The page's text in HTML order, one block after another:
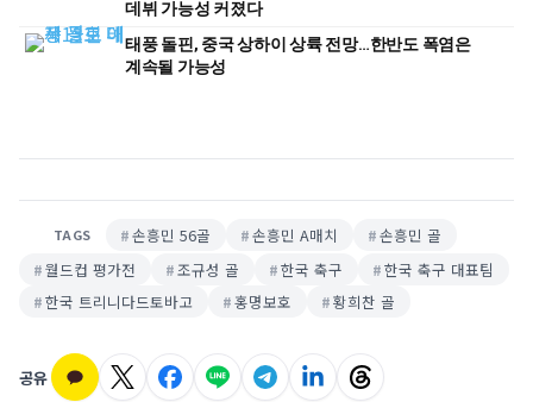
데뷔 가능성 커졌다
태풍 돌핀, 중국 상하이 상륙 전망…한반도 폭염은
계속될 가능성
TAGS 손흥민 56골 손흥민 A매치
손흥민 골
월드컵 평가전
조규성 골 한국 축구
한국 축구 대표팀
한국 트리니다드토바고
홍명보호 황희찬 골
공유